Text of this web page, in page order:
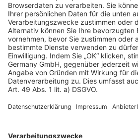
Rechtliches
AGB-Übersicht
Datenschutz
Impressum
Services